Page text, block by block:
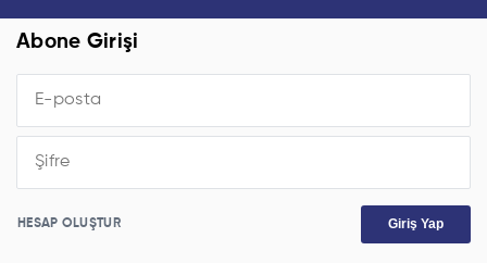
Abone Girişi
HESAP OLUŞTUR Giriş Yap